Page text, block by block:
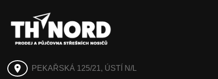
place PEKAŘSKÁ 125/21, ÚSTÍ N/L